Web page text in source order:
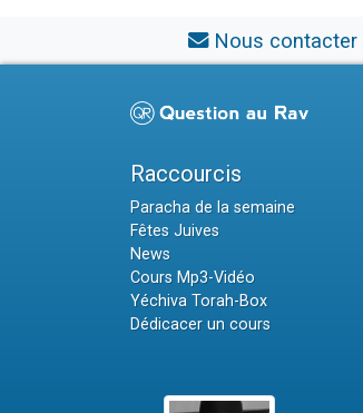
Nous contacter
Raccourcis
Paracha de la semaine
Fêtes Juives
News
Cours Mp3-Vidéo
Yéchiva Torah-Box
Dédicacer un cours